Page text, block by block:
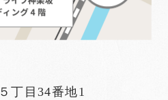
丁目34番地1